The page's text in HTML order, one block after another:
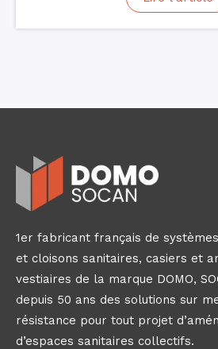
1er fabricant français de
et cloisons sanitaires, casiers et
vestiaires de la marque DOMO,
depuis 50 ans des solutions sur
résistance pour tout projet
d’espaces sanitaires collectifs.